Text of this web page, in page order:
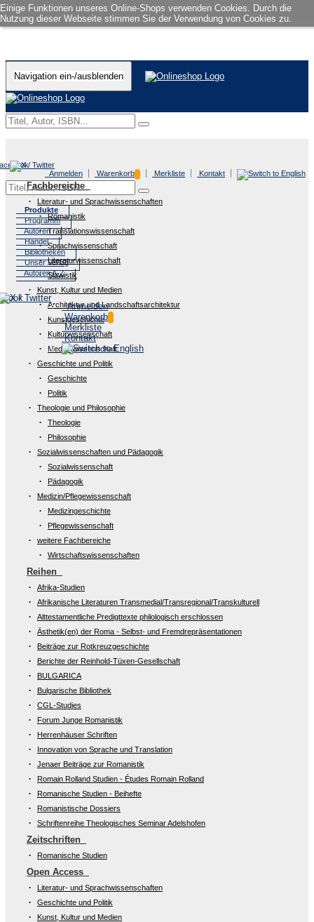
Einige Funktionen unseres Online-Shops verwenden Cookies. Durch die
Nutzung dieser Webseite stimmen Sie der Verwendung von Cookies zu.
Navigation ein-/ausblenden
Anmelden Warenkorb Merkliste Kontakt
Produkte
Programm
Autoren
Handel
Bibliotheken
Unser Verlag
Autoren A-Z
Anmelden
Warenkorb
Merkliste
Kontakt
Fachbereiche
Literatur- und Sprachwissenschaften
Romanistik
Translationswissenschaft
Sprachwissenschaft
Literaturwissenschaft
Slawistik
Kunst, Kultur und Medien
Architektur und Landschaftsarchitektur
Kunstgeschichte
Kulturwissenschaft
Medienwissenschaft
Geschichte und Politik
Geschichte
Politik
Theologie und Philosophie
Theologie
Philosophie
Sozialwissenschaften und Pädagogik
Sozialwissenschaft
Pädagogik
Medizin/Pflegewissenschaft
Medizingeschichte
Pflegewissenschaft
weitere Fachbereiche
Wirtschaftswissenschaften
Reihen
Afrika-Studien
Afrikanische Literaturen Transmedial/Transregional/Transkulturell
Alttestamentliche Predigttexte philologisch erschlossen
Ästhetik(en) der Roma - Selbst- und Fremdrepräsentationen
Beiträge zur Rotkreuzgeschichte
Berichte der Reinhold-Tüxen-Gesellschaft
BULGARICA
Bulgarische Bibliothek
CGL-Studies
Forum Junge Romanistik
Herrenhäuser Schriften
Innovation von Sprache und Translation
Jenaer Beiträge zur Romanistik
Romain Rolland Studien - Études Romain Rolland
Romanische Studien - Beihefte
Romanistische Dossiers
Schriftenreihe Theologisches Seminar Adelshofen
Zeitschriften
Romanische Studien
Open Access
Literatur- und Sprachwissenschaften
Geschichte und Politik
Kunst, Kultur und Medien